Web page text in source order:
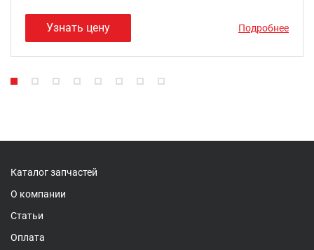
Узнать цену Подробнее
Каталог запчастей
О компании
Статьи
Оплата